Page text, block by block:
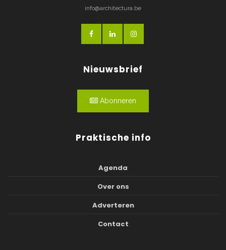
info@architectura.be
Nieuwsbrief
Abonneren
Praktische info
Agenda
Over ons
Adverteren
Contact